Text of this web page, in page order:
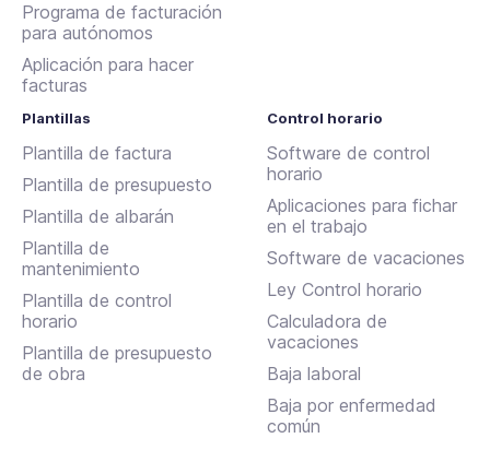
Programa de facturación
para autónomos
Aplicación para hacer
facturas
Plantillas
Plantilla de factura
Plantilla de presupuesto
Plantilla de albarán
Plantilla de
mantenimiento
Plantilla de control
horario
Plantilla de presupuesto
de obra
Control horario
Software de control
horario
Aplicaciones para fichar
en el trabajo
Software de vacaciones
Ley Control horario
Calculadora de
vacaciones
Baja laboral
Baja por enfermedad
común